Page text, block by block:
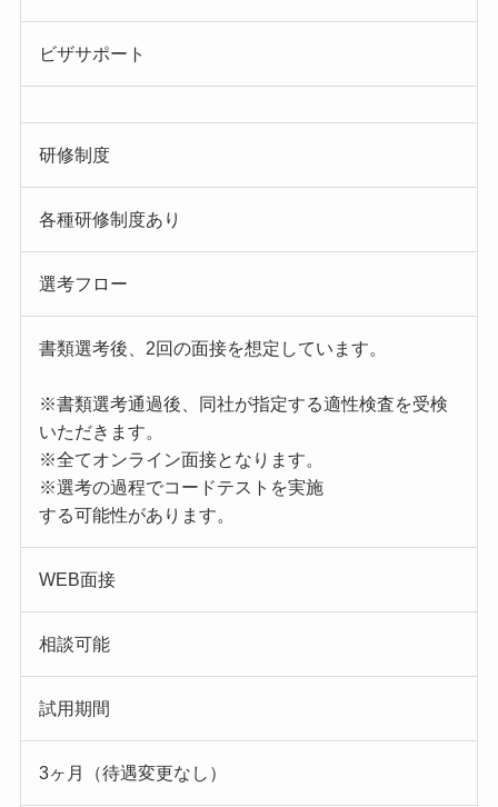
ビザサポート
研修制度
各種研修制度あり
選考フロー
書類選考後、2回の面接を想定しています。
※書類選考通過後、同社が指定する適性検査を受検
いただきます。
※全てオンライン面接となります。
※選考の過程でコードテストを実施
する可能性があります。
WEB面接
相談可能
試用期間
3ヶ月（待遇変更なし）